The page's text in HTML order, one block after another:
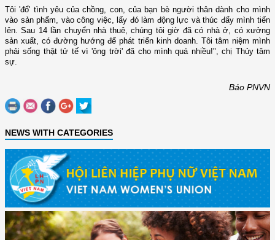
Tôi 'đổ' tình yêu của chồng, con, của bạn bè người thân dành cho mình
vào sản phẩm, vào công việc, lấy đó làm động lực và thúc đẩy mình tiến
lên. Sau 14 lần chuyển nhà thuê, chúng tôi giờ đã có nhà ở, có xưởng
sản xuất, có đường hướng để phát triển kinh doanh. Tôi tâm niệm mình
phải sống thật tử tế vì 'ông trời' đã cho mình quá nhiều!", chị Thủy tâm
sự.
Báo PNVN
NEWS WITH CATEGORIES